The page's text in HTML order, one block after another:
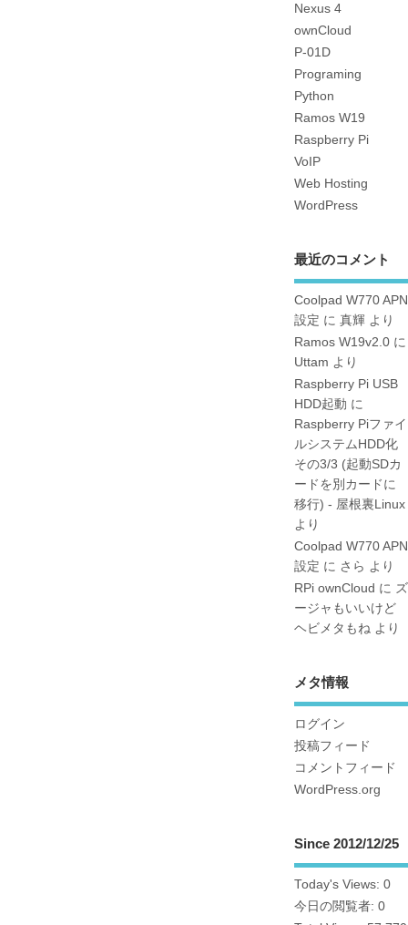
Nexus 4
ownCloud
P-01D
Programing
Python
Ramos W19
Raspberry Pi
VoIP
Web Hosting
WordPress
最近のコメント
Coolpad W770 APN
設定 に 真輝より
Ramos W19v2.0に
Uttam より
Raspberry Pi USB
HDD起動 に
Raspberry Piファイ
ルシステムHDD化
その3/3 (起動SDカ
ードを別カードに
移行) - 屋根裏Linux
より
Coolpad W770 APN
設定 に さら より
RPi ownCloud に ズ
ージャもいいけど
ヘビメタもねより
メタ情報
ログイン
投稿フィード
コメントフィード
WordPress.org
Since 2012/12/25
Today's Views: 0
今日の閲覧者: 0